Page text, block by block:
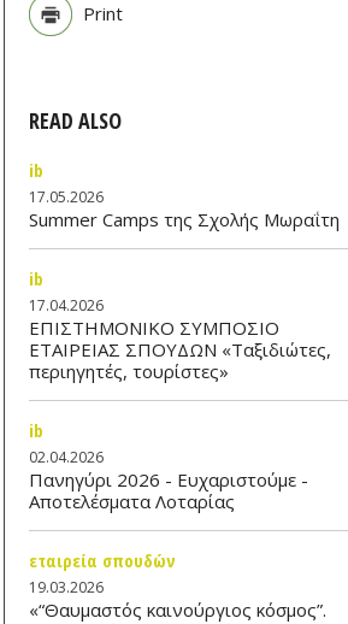
Print
READ ALSO
ib
17.05.2026
Summer Camps της Σχολής Μωραΐτη
ib
17.04.2026
ΕΠΙΣΤΗΜΟΝΙΚΟ ΣΥΜΠΟΣΙΟ
ΕΤΑΙΡΕΙΑΣ ΣΠΟΥΔΩΝ «Ταξιδιώτες,
περιηγητές, τουρίστες»
ib
02.04.2026
Πανηγύρι 2026 - Ευχαριστούμε -
Αποτελέσματα Λοταρίας
εταιρεία σπουδών
19.03.2026
«“Θαυμαστός καινούργιος κόσμος”.